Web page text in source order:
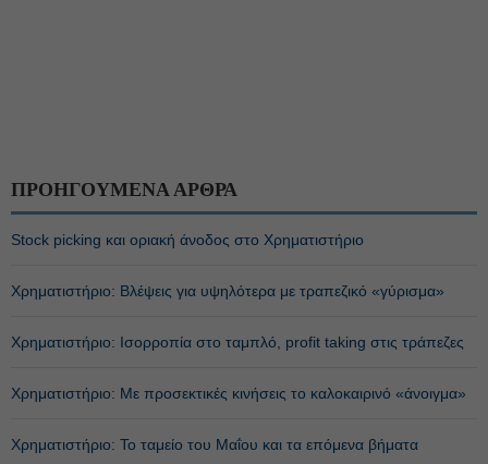
ΠΡΟΗΓΟΥΜΕΝΑ ΑΡΘΡΑ
Stock picking και οριακή άνοδος στο Χρηματιστήριο
Χρηματιστήριο: Βλέψεις για υψηλότερα με τραπεζικό «γύρισμα»
Χρηματιστήριο: Ισορροπία στο ταμπλό, profit taking στις τράπεζες
Χρηματιστήριο: Με προσεκτικές κινήσεις το καλοκαιρινό «άνοιγμα»
Χρηματιστήριο: Το ταμείο του Μαΐου και τα επόμενα βήματα